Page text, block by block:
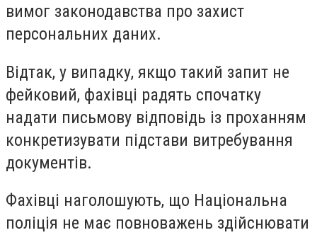
вимог законодавства про захист
персональних даних.
Відтак, у випадку, якщо такий запит не
фейковий, фахівці радять спочатку
надати письмову відповідь із проханням
конкретизувати підстави витребування
документів.
Фахівці наголошують, що Національна
поліція не має повноважень здійснювати